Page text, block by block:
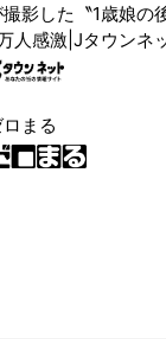
撮影した〝1歳娘の
人感激|Jタウンネ
ロまる